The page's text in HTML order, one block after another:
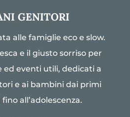
GENITORI
alle famiglie eco e slow.
e il giusto sorriso per
ed eventi utili, dedicati a
e ai bambini dai primi
all’adolescenza.